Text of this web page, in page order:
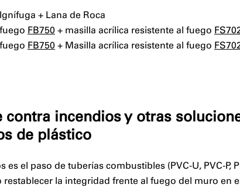
+ Lana de Roca
FB750 + masilla acrílica resistente al fuego
FB750 + Masilla acrílica resistente al fuego
incendios y otras
de plástico
el paso de tuberías combustibles (PVC-U, PVC-P,
restablecer la integridad frente al fuego del muro en